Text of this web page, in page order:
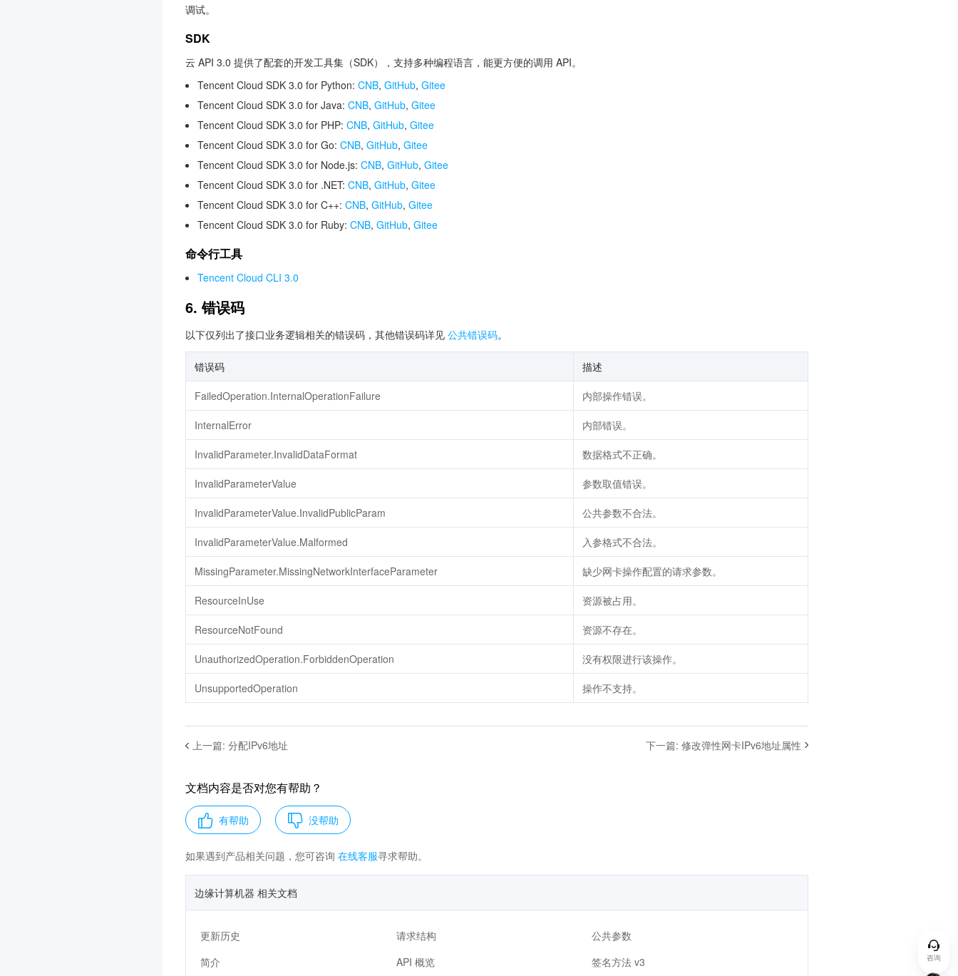
调试。
SDK
云 API 3.0 提供了配套的开发工具集（SDK），支持多种编程语言，能更方便的调用 API。
Tencent Cloud SDK 3.0 for Python: CNB, GitHub, Gitee
Tencent Cloud SDK 3.0 for Java: CNB, GitHub, Gitee
Tencent Cloud SDK 3.0 for PHP: CNB, GitHub, Gitee
Tencent Cloud SDK 3.0 for Go: CNB, GitHub, Gitee
Tencent Cloud SDK 3.0 for Node.js: CNB, GitHub, Gitee
Tencent Cloud SDK 3.0 for .NET: CNB, GitHub, Gitee
Tencent Cloud SDK 3.0 for C++: CNB, GitHub, Gitee
Tencent Cloud SDK 3.0 for Ruby: CNB, GitHub, Gitee
命令行工具
Tencent Cloud CLI 3.0
6. 错误码
以下仅列出了接口业务逻辑相关的错误码，其他错误码详见 公共错误码。
错误码 描述
FailedOperation.InternalOperationFailure 内部操作错误。
InternalError 内部错误。
InvalidParameter.InvalidDataFormat 数据格式不正确。
InvalidParameterValue 参数取值错误。
InvalidParameterValue.InvalidPublicParam 公共参数不合法。
InvalidParameterValue.Malformed 入参格式不合法。
MissingParameter.MissingNetworkInterfaceParameter 缺少网卡操作配置的请求参数。
ResourceInUse 资源被占用。
ResourceNotFound 资源不存在。
UnauthorizedOperation.ForbiddenOperation 没有权限进行该操作。
UnsupportedOperation 操作不支持。
上一篇: 分配IPv6地址 下一篇: 修改弹性网卡IPv6地址属性
文档内容是否对您有帮助？
有帮助 没帮助
如果遇到产品相关问题，您可咨询 在线客服寻求帮助。
边缘计算机器 相关文档
更新历史 请求结构
公共参数
简介
API 概览 签名方法 v3 咨询